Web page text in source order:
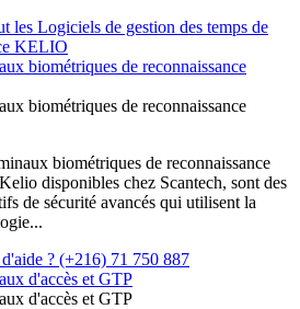
les Logiciels de gestion des temps de
KELIO
biométriques de reconnaissance
biométriques de reconnaissance
biométriques de reconnaissance
disponibles chez Scantech, sont des
de sécurité avancés qui utilisent la
? (+216) 71 750 887
d'accès et GTP
d'accès et GTP